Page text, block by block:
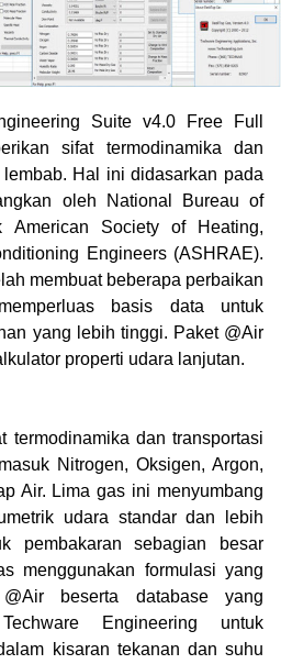
Suite v4.0 Free Full
sifat termodinamika dan
Hal ini didasarkan pada
oleh National Bureau of
American Society of Heating,
Engineers (ASHRAE).
membuat beberapa perbaikan
basis data untuk
yang lebih tinggi. Paket @Air
properti udara lanjutan.
termodinamika dan transportasi
Nitrogen, Oksigen, Argon,
Air. Lima gas ini menyumbang
udara standar dan lebih
pembakaran sebagian besar
menggunakan formulasi yang
beserta database yang
Engineering untuk
kisaran tekanan dan suhu